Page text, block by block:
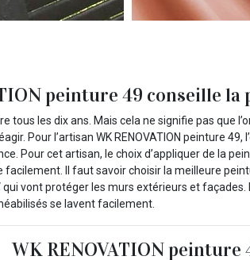
peinture 49 conseille la
tous les dix ans. Mais cela ne signifie pas que
Pour l’artisan WK RENOVATION peinture 49,
Pour cet artisan, le choix d’appliquer de la
Il faut savoir choisir la meilleure
vont protéger les murs extérieurs et façades.
se lavent facilement.
WK RENOVATION peinture